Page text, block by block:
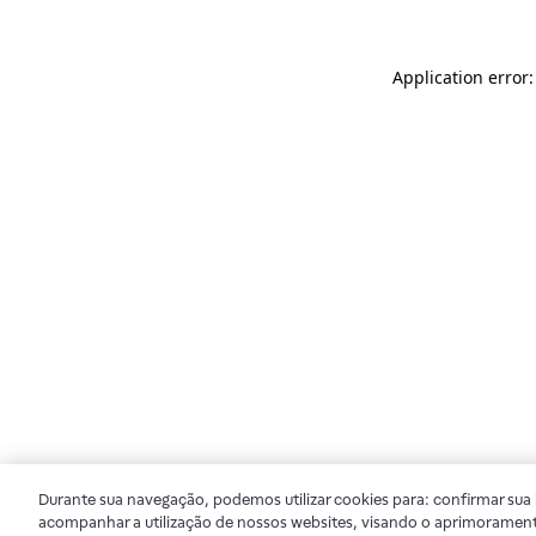
Application
Durante sua navegação, podemos utilizar cookies para: confirmar
acompanhar a utilização de nossos websites, visando o